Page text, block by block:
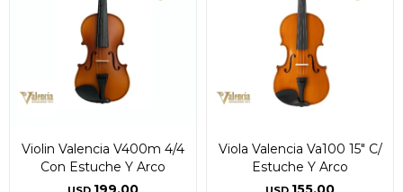
Violin Valencia V400m 4/4
Con Estuche Y Arco
Viola Valencia Va100 15" C/
Estuche Y Arco